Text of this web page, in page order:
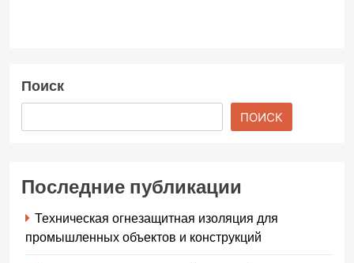
Поиск
ПОИСК
Последние публикации
Техническая огнезащитная изоляция для
промышленных объектов и конструкций